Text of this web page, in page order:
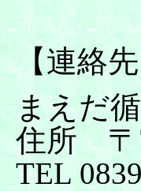
【連絡
まえだ
住所 〒
TEL